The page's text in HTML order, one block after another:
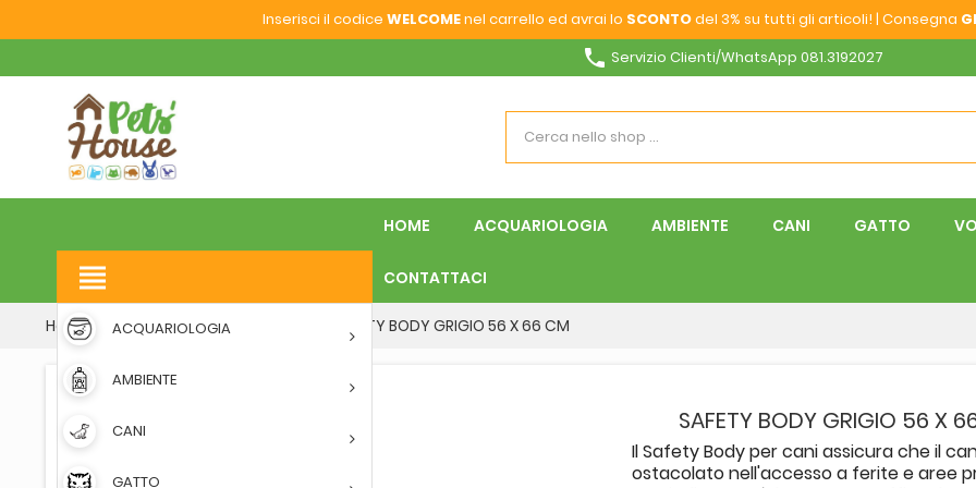
Inserisci il codice WELCOMEnel carrello ed avrai lo SCONTOdel 3% su tutti gli articoli! | Consegna
phone Servizio Clienti/WhatsApp 081.3192027
HOME ACQUARIOLOGIA AMBIENTE CANI GATTO
CONTATTACI
view_headline
ACQUARIOLOGIA
AMBIENTE
CANI
GATTO
Home CANI POST INTERVENTO SAFETY BODY GRIGIO 56 X 66 CM
SAFETY BODY GRIGIO 56 X
Il Safety Body per cani assicura che il
ostacolato nell'accesso a ferite e aree